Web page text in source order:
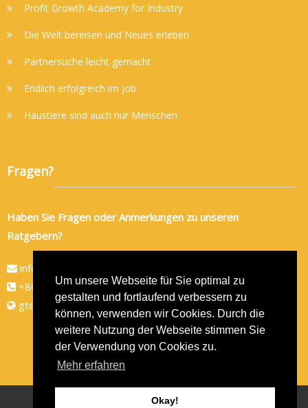
Um unsere Webseite für Sie optimal zu
gestalten und fortlaufend verbessern zu
können, verwenden wir Cookies. Durch die
weitere Nutzung der Webseite stimmen Sie
der Verwendung von Cookies zu.
Mehr erfahren
Okay!
Profit Growth Academy for Industry
Die Welt bereisen und Neues erleben
Partnersuche leicht gemacht
Endlich erfolgreich im Job
Haustiere sind auch nur Menschen
Fragen?
Haben Sie Fragen oder Anmerkungen zu unseren
Ratgebern?
info@gtec-shop.de
+86 134 82438080
gtec-shop.de
GTEC-Shop- Alle Rechte vorbehalten